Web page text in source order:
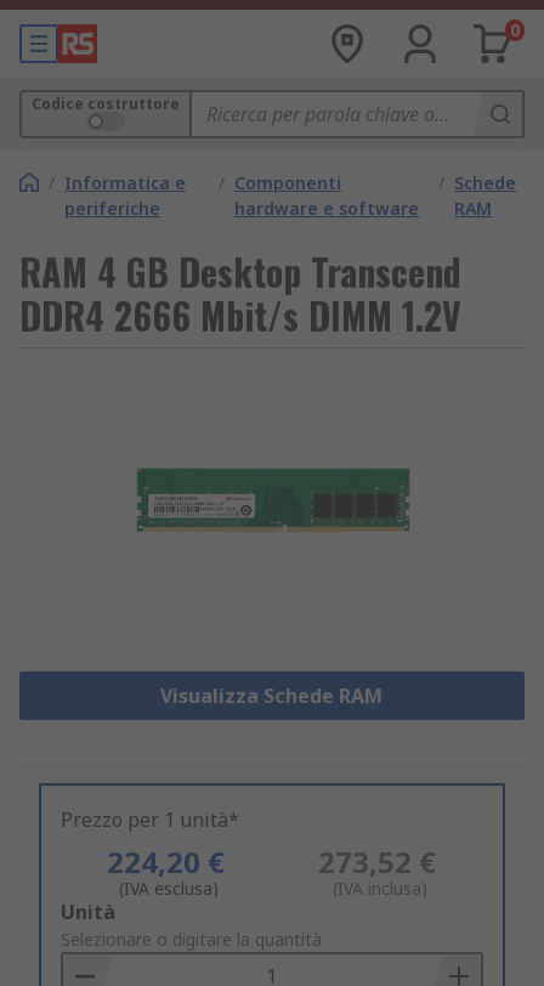
0
Codice costruttore
/ Informatica e
periferiche
/ Componenti
hardware e software
/ Schede
RAM
RAM 4 GB Desktop Transcend
DDR4 2666 Mbit/s DIMM 1.2V
Visualizza Schede RAM
Prezzo per 1 unità*
224,20 €
(IVA esclusa)
273,52 €
(IVA inclusa)
Add
to
Basket
Unità
Selezionare o digitare la quantità